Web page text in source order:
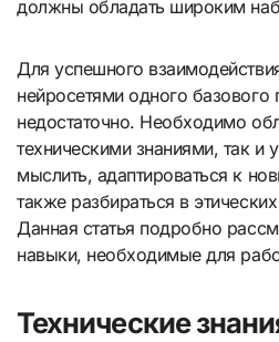
должны обладать широким
Для успешного
нейросетями одного базового
недостаточно. Необходимо
техническими знаниями, так и
мыслить, адаптироваться к
также разбираться в
Данная статья подробно
навыки, необходимые для
Технические